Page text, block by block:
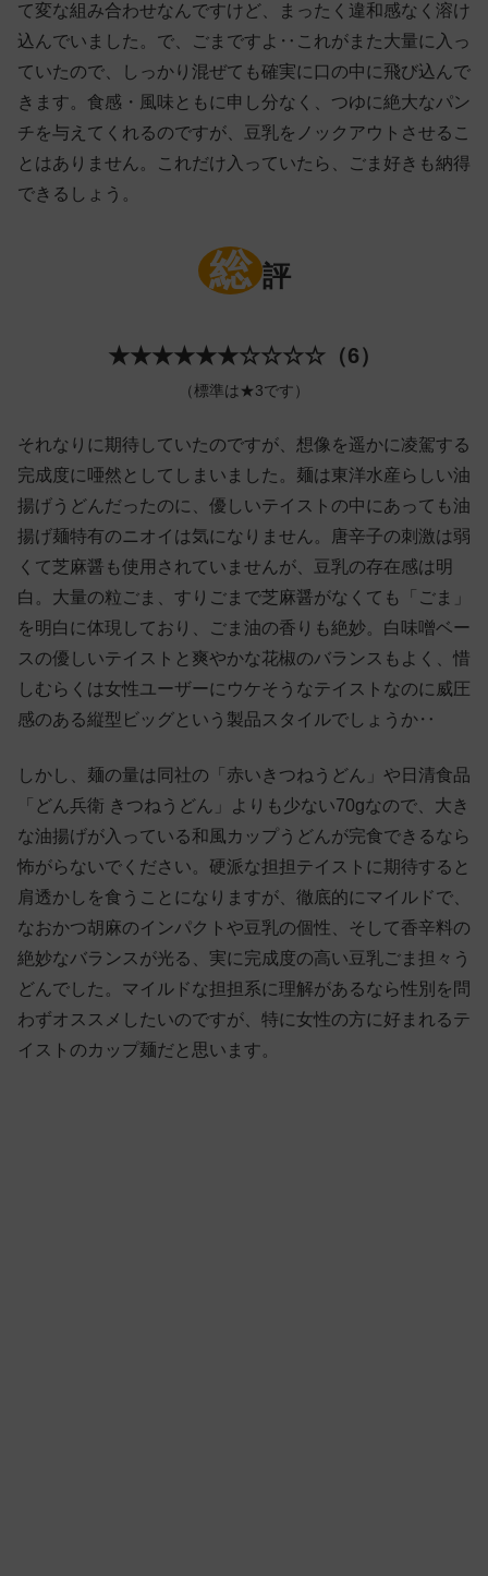
て変な組み合わせなんですけど、まったく違和感なく溶け
込んでいました。で、ごまですよ‥これがまた大量に入っ
ていたので、しっかり混ぜても確実に口の中に飛び込んで
きます。食感・風味ともに申し分なく、つゆに絶大なパン
チを与えてくれるのですが、豆乳をノックアウトさせるこ
とはありません。これだけ入っていたら、ごま好きも納得
できるしょう。
総 評
★★★★★★☆☆☆☆（6）
（標準は★3です）
それなりに期待していたのですが、想像を遥かに凌駕する
完成度に唖然としてしまいました。麺は東洋水産らしい油
揚げうどんだったのに、優しいテイストの中にあっても油
揚げ麺特有のニオイは気になりません。唐辛子の刺激は弱
くて芝麻醤も使用されていませんが、豆乳の存在感は明
白。大量の粒ごま、すりごまで芝麻醤がなくても「ごま」
を明白に体現しており、ごま油の香りも絶妙。白味噌ベー
スの優しいテイストと爽やかな花椒のバランスもよく、惜
しむらくは女性ユーザーにウケそうなテイストなのに威圧
感のある縦型ビッグという製品スタイルでしょうか‥
しかし、麺の量は同社の「赤いきつねうどん」や日清食品
「どん兵衛 きつねうどん」よりも少ない70gなので、大き
な油揚げが入っている和風カップうどんが完食できるなら
怖がらないでください。硬派な担担テイストに期待すると
肩透かしを食うことになりますが、徹底的にマイルドで、
なおかつ胡麻のインパクトや豆乳の個性、そして香辛料の
絶妙なバランスが光る、実に完成度の高い豆乳ごま担々う
どんでした。マイルドな担担系に理解があるなら性別を問
わずオススメしたいのですが、特に女性の方に好まれるテ
イストのカップ麺だと思います。